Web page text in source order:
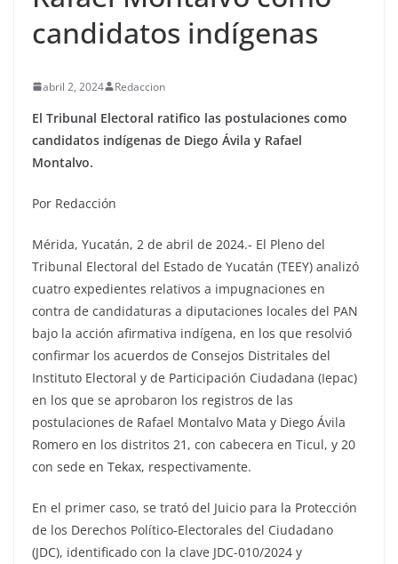
candidatos indígenas
abril 2, 2024 Redaccion
El Tribunal Electoral ratifico las postulaciones como
candidatos indígenas de Diego Ávila y Rafael
Montalvo.
Por Redacción
Mérida, Yucatán, 2 de abril de 2024.- El Pleno del
Tribunal Electoral del Estado de Yucatán (TEEY) analizó
cuatro expedientes relativos a impugnaciones en
contra de candidaturas a diputaciones locales del PAN
bajo la acción afirmativa indígena, en los que resolvió
confirmar los acuerdos de Consejos Distritales del
Instituto Electoral y de Participación Ciudadana (Iepac)
en los que se aprobaron los registros de las
postulaciones de Rafael Montalvo Mata y Diego Ávila
Romero en los distritos 21, con cabecera en Ticul, y 20
con sede en Tekax, respectivamente.
En el primer caso, se trató del Juicio para la Protección
de los Derechos Político-Electorales del Ciudadano
(JDC), identificado con la clave JDC-010/2024 y